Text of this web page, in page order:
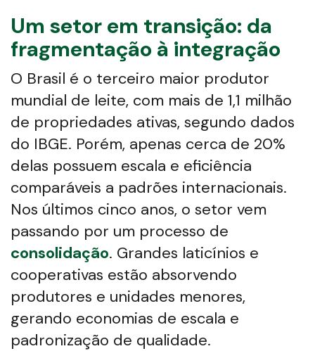
Um setor em transição: da
fragmentação à integração
O Brasil é o terceiro maior produtor
mundial de leite, com mais de 1,1 milhão
de propriedades ativas, segundo dados
do IBGE. Porém, apenas cerca de 20%
delas possuem escala e eficiência
comparáveis a padrões internacionais.
Nos últimos cinco anos, o setor vem
passando por um processo de
consolidação. Grandes laticínios e
cooperativas estão absorvendo
produtores e unidades menores,
gerando economias de escala e
padronização de qualidade.